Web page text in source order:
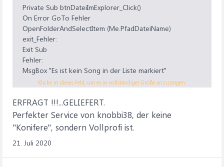
Private Sub btnDateiImExplorer_Click()
On Error GoTo Fehler
OpenFolderAndSelectItem (Me.PfadDateiName)
exit_Fehler:
Exit Sub
Fehler:
MsgBox "Es ist kein Song in der Liste markiert"
Resume exit_Fehler
Sub OpenFolderAndSelectItem(ByVal FileSpec As String)
Const SHELL_EXPLORER_CMD As String =
"%SYSTEMROOT%explorer.exe /select,""{0}"""
Klicke in dieses Feld, um es in vollständiger Größe anzuzeigen.
ERFRAGT !!!...GELIEFERT.
Perfekter Service von knobbi38, der keine
"Konifere", sondern Vollprofi ist.
21. Juli 2020